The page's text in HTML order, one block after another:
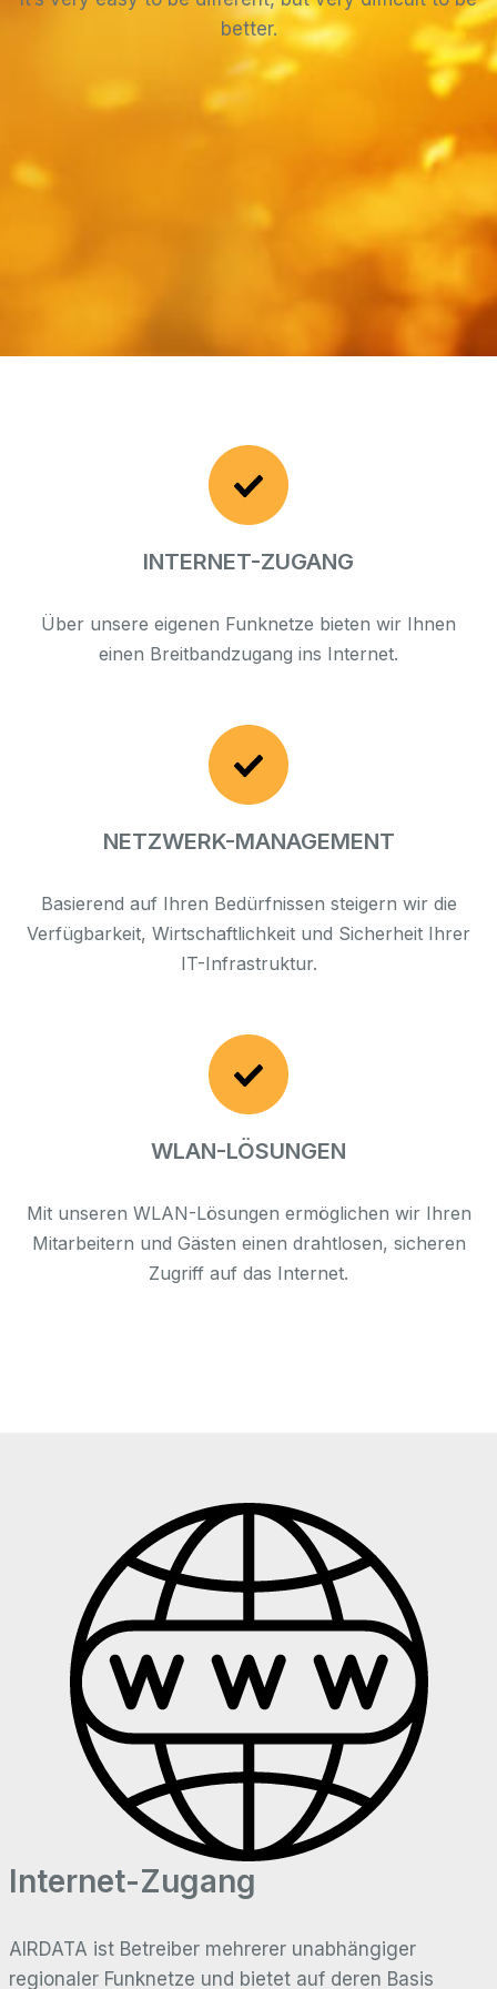
better.
INTERNET-ZUGANG
Über unsere eigenen Funknetze bieten wir Ihnen
einen Breitbandzugang ins Internet.
NETZWERK-MANAGEMENT
Basierend auf Ihren Bedürfnissen steigern wir die
Verfügbarkeit, Wirtschaftlichkeit und Sicherheit Ihrer
IT-Infrastruktur.
WLAN-LÖSUNGEN
Mit unseren WLAN-Lösungen ermöglichen wir Ihren
Mitarbeitern und Gästen einen drahtlosen, sicheren
Zugriff auf das Internet.
Internet-Zugang
AIRDATA ist Betreiber mehrerer unabhängiger
regionaler Funknetze und bietet auf deren Basis